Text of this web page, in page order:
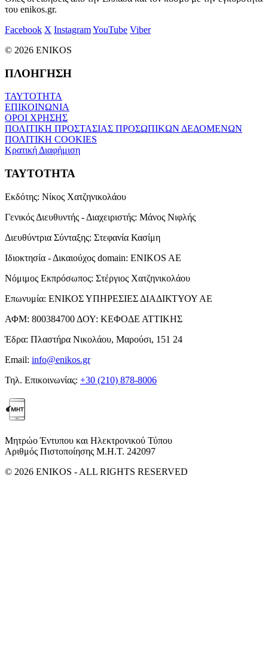
του enikos.gr.
Facebook X InstagramYouTube Viber
© 2026 ENIKOS
ΠΛΟΗΓΗΣΗ
ΤΑΥΤΟΤΗΤΑ
ΕΠΙΚΟΙΝΩΝΙΑ
ΟΡΟΙ ΧΡΗΣΗΣ
ΠΟΛΙΤΙΚΗ ΠΡΟΣΤΑΣΙΑΣ ΠΡΟΣΩΠΙΚΩΝ ΔΕΔΟΜΕΝΩΝ
ΠΟΛΙΤΙΚΗ COOKIES
Κρατική Διαφήμιση
ΤΑΥΤΟΤΗΤΑ
Εκδότης: Νίκος Χατζηνικολάου
Γενικός Διευθυντής - Διαχειριστής: Μάνος Νιφλής
Διευθύντρια Σύνταξης: Στεφανία Κασίμη
Ιδιοκτησία - Δικαιούχος domain: ENIKOS AE
Νόμιμος Εκπρόσωπος: Στέργιος Χατζηνικολάου
Επωνυμία: ΕΝΙΚΟΣ ΥΠΗΡΕΣΙΕΣ ΔΙΑΔΙΚΤΥΟΥ ΑΕ
ΑΦΜ: 800384700 ΔΟΥ: ΚΕΦΟΔΕ ΑΤΤΙΚΗΣ
Έδρα: Πλαστήρα Νικολάου, Μαρούσι, 151 24
Email: info@enikos.gr
Τηλ. Επικοινωνίας: +30 (210) 878-8006
Μητρώο Έντυπου και Ηλεκτρονικού Τύπου
Αριθμός Πιστοποίησης Μ.Η.Τ. 242097
© 2026 ENIKOS - ALL RIGHTS RESERVED